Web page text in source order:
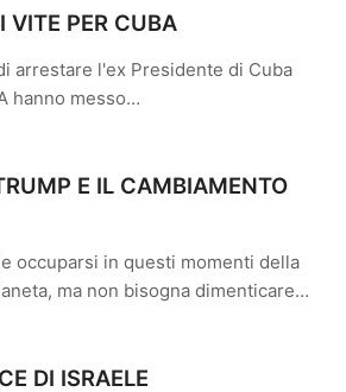
VITE PER CUBA
arrestare l'ex Presidente di Cuba
hanno messo…
E IL CAMBIAMENTO
occuparsi in questi momenti della
ma non bisogna dimenticare…
DI ISRAELE